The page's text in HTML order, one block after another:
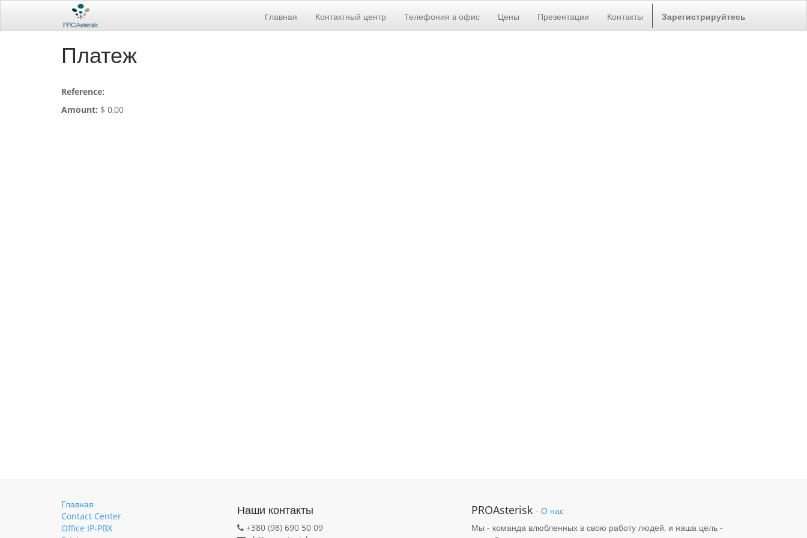
Главная Контактный центр Телефония в офис Цены Презентации Контакты Зарегистрируйтесь
Платеж
Reference:
Amount: $ 0,00
Главная
Contact Center
Office IP-PBX
Наши контакты
+380 (98) 690 50 09
PROAsterisk - О нас
Мы - команда влюбленных в свою работу людей, и наша цель -